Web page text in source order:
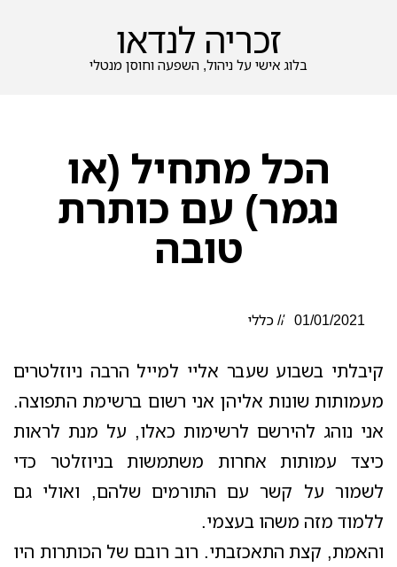
זכריה לנדאו
בלוג אישי על ניהול, השפעה וחוסן מנטלי
הכל מתחיל (או
נגמר) עם כותרת
טובה
01/01/2021
//כללי
קיבלתי בשבוע שעבר אליי למייל הרבה ניוזלטרים
מעמותות שונות אליהן אני רשום ברשימת התפוצה.
אני נוהג להירשם לרשימות כאלו, על מנת לראות
כיצד עמותות אחרות משתמשות בניוזלטר כדי
לשמור על קשר עם התורמים שלהם, ואולי גם
ללמוד מזה משהו בעצמי.
והאמת, קצת התאכזבתי. רוב רובם של הכותרות היו